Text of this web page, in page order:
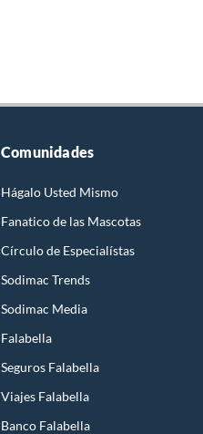
Comunidades
Hágalo Usted Mismo
Fanatico de las Mascotas
Círculo de Especialístas
Sodimac Trends
Sodimac Media
Falabella
Seguros Falabella
Viajes Falabella
Banco Falabella